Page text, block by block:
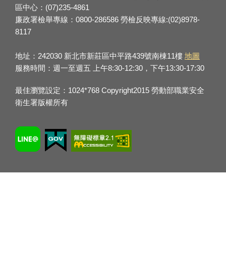
區中心：(07)235-4861
廉政署檢舉專線：0800-286586 勞檢反映專線:(02)8978-
8117
地址：242030 新北市新莊區中平路439號南棟11樓 地圖
服務時間：週一至週五 上午8:30-12:30，下午13:30-17:30
最佳瀏覽設定：1024*768 Copyright2015 勞動部職業安全
衛生署版權所有